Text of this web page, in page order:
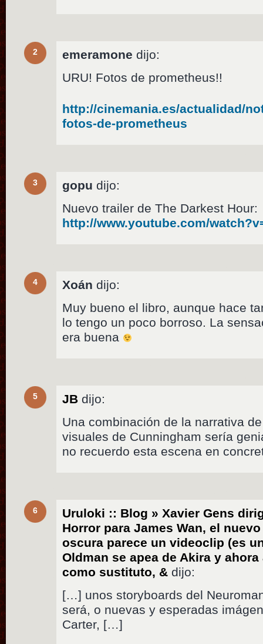
2 emeramone dijo:
URU! Fotos de prometheus!!
http://cinemania.es/actualidad/
fotos-de-prometheus
3 gopu dijo:
Nuevo trailer de The Darkest Hour:
http://www.youtube.com/
4 Xoán dijo:
Muy bueno el libro, aunque hace
lo tengo un poco borroso. La
era buena
5 JB dijo:
Una combinación de la narrativa
visuales de Cunningham sería
no recuerdo esta escena en
6
Uruloki :: Blog » Xavier Gens
Horror para James Wan, el
oscura parece un videoclip (es
Oldman se apea de Akira y
como sustituto, & dijo:
[…] unos storyboards del
será, o nuevas y esperadas
Carter, […]